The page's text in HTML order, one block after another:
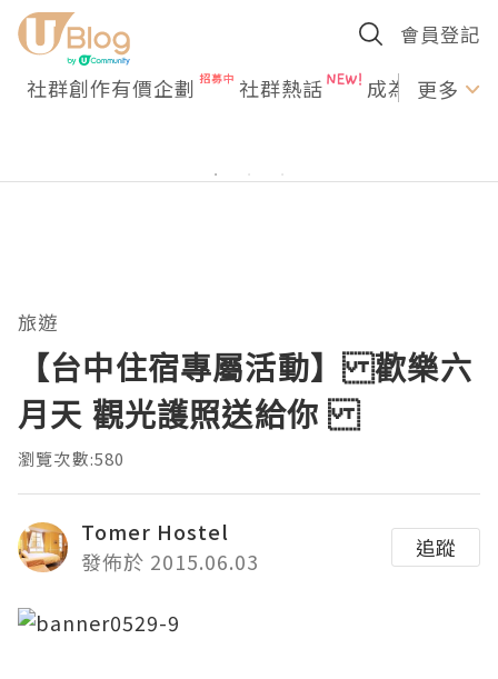
會員登記
社群創作有價企劃 社群熱話 成為U更多
旅遊
【台中住宿專屬活動】 歡樂六
月天 觀光護照送給你
瀏覽次數:580
Tomer Hostel
發佈於 2015.06.03
追蹤